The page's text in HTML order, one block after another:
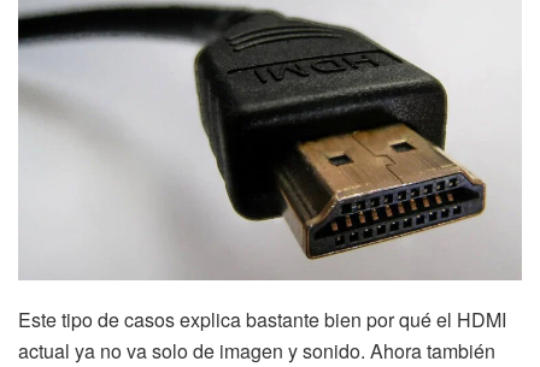
Este tipo de casos explica bastante bien por qué el HDMI
actual ya no va solo de imagen y sonido. Ahora también